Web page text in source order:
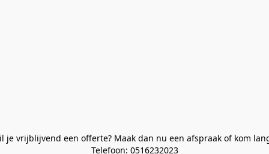
je vrijblijvend een offerte? Maak dan nu een afspraak of kom
Telefoon: 0516232023